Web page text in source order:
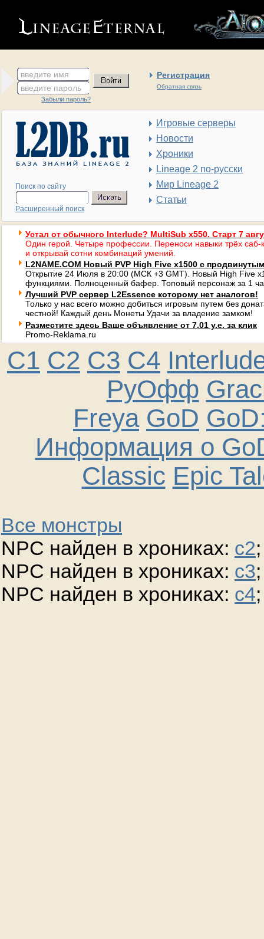
введите имя Регистрация
Обратная связь
введите пароль
Забыли пароль?
Поиск по сайту
Расширенный поиск
Игровые серверы
Новости
Хроники
Lineage 2 по-русски
Мир Lineage 2
Статьи
Устал от обычного Interlude? MultiSub x550. Старт 7
Один герой. Четыре профессии. Переноси навыки трёх саб-
и открывай сотни комбинаций умений.
L2NAME.COM Новый PVP High Five x1500 с
Открытие 24 Июля в 20:00 (МСК +3 GMT). Новый High Five
функциями. Полноценный бафер. Топовый персонаж за 1
Лучший PVP сервер L2Essence которому нет аналогов!
Только у нас всего можно добиться игровым путем без
честной! Каждый день Монеты Удачи за владение замком!
Разместите здесь Ваше объявление от 7,01 у.е. за клик
Promo-Reklama.ru
C1 C2 C3 C4
РуОфф
Freya GoD
Информация о
Classic Epic
Все монстры
NPC найден в хрониках: c2;
NPC найден в хрониках: c3;
NPC найден в хрониках: c4;